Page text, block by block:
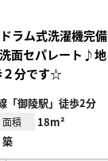
ラム式洗濯機完備
面セパレート♪地
２分です☆
「御陵駅」徒歩2分
面積 18m²